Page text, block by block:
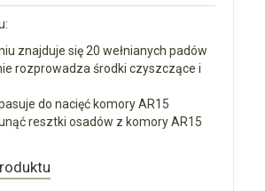
znajduje się 20 wełnianych padów
rozprowadza środki czyszczące i
do nacięć komory AR15
resztki osadów z komory AR15